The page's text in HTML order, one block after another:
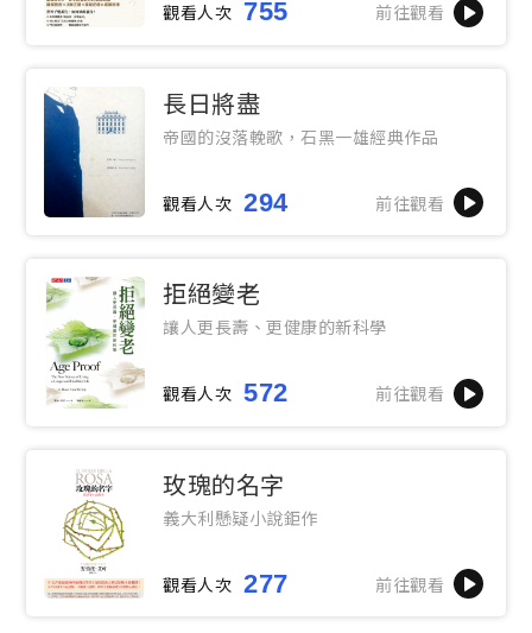
觀看人次 755 前往觀看
長日將盡
帝國的沒落輓歌，石黑一雄經典作品
觀看人次 294 前往觀看
拒絕變老
讓人更長壽、更健康的新科學
觀看人次 572 前往觀看
玫瑰的名字
義大利懸疑小說鉅作
觀看人次 277 前往觀看